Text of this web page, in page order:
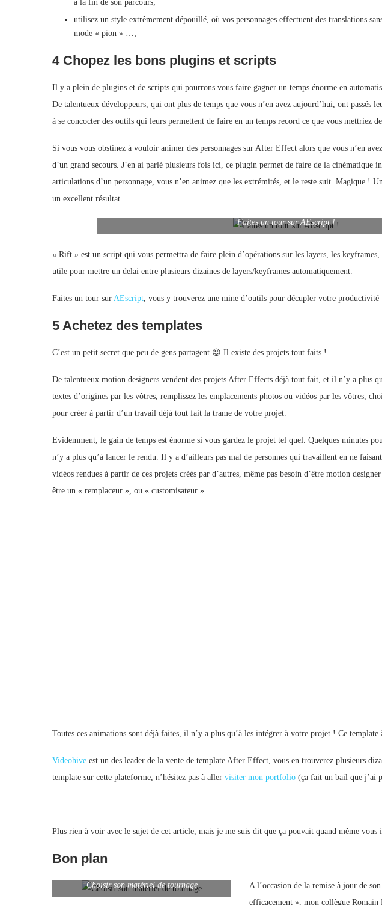
à la fin de son parcours;
utilisez un style extrêmement dépouillé, où vos personnages effectuent des translations
mode « pion » …;
4 Chopez les bons plugins et scripts
Il y a plein de plugins et de scripts qui pourrons vous faire gagner un temps énorme en
De talentueux développeurs, qui ont plus de temps que vous n’en avez aujourd’hui, ont passés
à se concocter des outils qui leurs permettent de faire en un temps record ce que vous mettriez
Si vous vous obstinez à vouloir animer des personnages sur After Effect alors que vous n’en
d’un grand secours. J’en ai parlé plusieurs fois ici, ce plugin permet de faire de la cinématique
articulations d’un personnage, vous n’en animez que les extrémités, et le reste suit. Magique !
un excellent résultat.
Faites un tour sur AEscript !
« Rift » est un script qui vous permettra de faire plein d’opérations sur les layers, les
utile pour mettre un delai entre plusieurs dizaines de layers/keyframes automatiquement.
Faites un tour sur AEscript , vous y trouverez une mine d’outils pour décupler votre productivité
5 Achetez des templates
C’est un petit secret que peu de gens partagent 😉 Il existe des projets tout faits !
De talentueux motion designers vendent des projets After Effects déjà tout fait, et il n’y a plus
textes d’origines par les vôtres, remplissez les emplacements photos ou vidéos par les vôtres,
pour créer à partir d’un travail déjà tout fait la trame de votre projet.
Evidemment, le gain de temps est énorme si vous gardez le projet tel quel. Quelques minutes
n’y a plus qu’à lancer le rendu. Il y a d’ailleurs pas mal de personnes qui travaillent en ne
vidéos rendues à partir de ces projets créés par d’autres, même pas besoin d’être motion
être un « remplaceur », ou « customisateur ».
Toutes ces animations sont déjà faites, il n’y a plus qu’à les intégrer à votre projet ! Ce
Videohive est un des leader de la vente de template After Effect, vous en trouverez plusieurs
template sur cette plateforme, n’hésitez pas à aller visiter mon portfolio (ça fait un bail que j’ai
Plus rien à voir avec le sujet de cet article, mais je me suis dit que ça pouvait quand même vous
Bon plan
Choisir son matériel de tournage
A l’occasion de la remise à jour de
efficacement », mon collègue